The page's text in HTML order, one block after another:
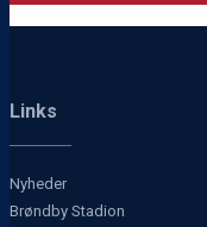
Links
Nyheder
Brøndby Stadion